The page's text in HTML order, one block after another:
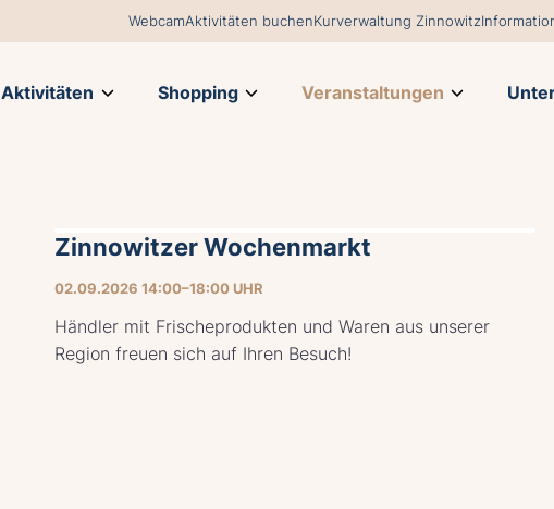
WebcamAktivitäten buchenKurverwaltung Zinnowitz
Aktivitäten Shopping Veranstaltungen
02.09.2026 14:00–18:00 UHR
Zinnowitzer Wochenmarkt
Händler mit Frischeprodukten und Waren aus unserer
Region freuen sich auf Ihren Besuch!